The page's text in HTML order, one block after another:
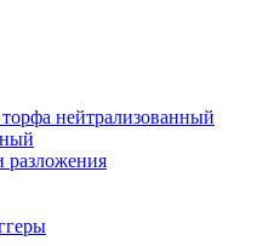
нейтрализованный
разложения